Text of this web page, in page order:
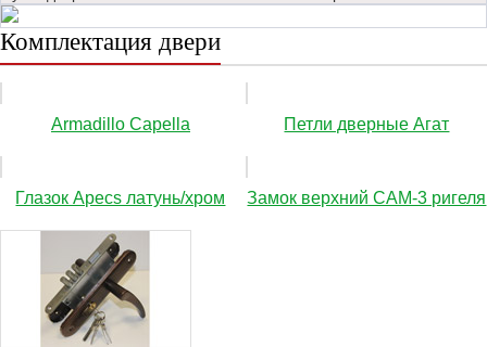
Комплектация двери
Аrmadillo Capella Петли дверные Агат
Глазок Apecs латунь/хром Замок верхний САМ-3 ригеля